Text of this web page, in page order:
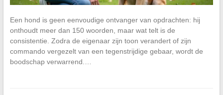
Een hond is geen eenvoudige ontvanger van opdrachten: hij
onthoudt meer dan 150 woorden, maar wat telt is de
consistentie. Zodra de eigenaar zijn toon verandert of zijn
commando vergezelt van een tegenstrijdige gebaar, wordt de
boodschap verwarrend.…